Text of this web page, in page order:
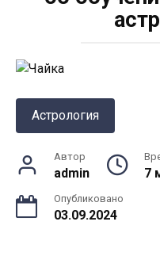
Астрология
Автор
admin 7
Опубликовано
03.09.2024